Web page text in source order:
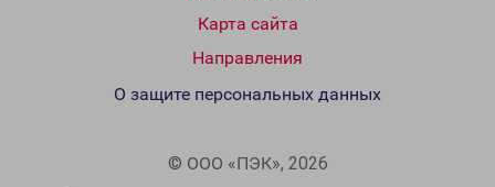
Карта сайта
Направления
© ООО «ПЭК», 2026
О защите персональных данных